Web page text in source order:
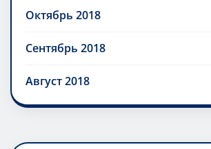
Октябрь 2018
Сентябрь 2018
Август 2018